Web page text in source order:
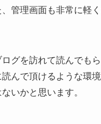
管理画面も非常に軽
グを訪れて読んでも
んで頂けるような環
いかと思います。